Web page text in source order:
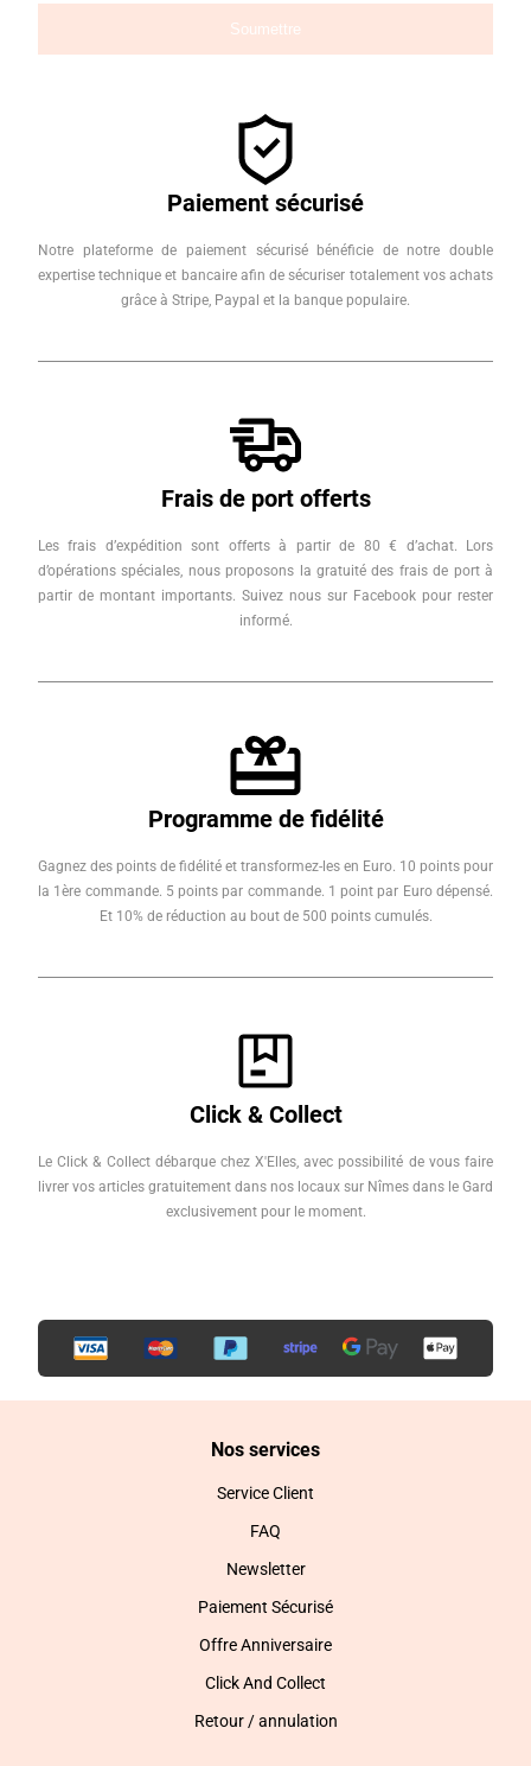
Paiement sécurisé
Notre plateforme de paiement sécurisé bénéficie de notre double
expertise technique et bancaire afin de sécuriser totalement vos achats
grâce à Stripe, Paypal et la banque populaire.
Frais de port offerts
Les frais d’expédition sont offerts à partir de 80 € d’achat. Lors
d’opérations spéciales, nous proposons la gratuité des frais de port à
partir de montant importants. Suivez nous sur Facebook pour rester
informé.
Programme de fidélité
Gagnez des points de fidélité et transformez-les en Euro. 10 points pour
la 1ère commande. 5 points par commande. 1 point par Euro dépensé.
Et 10% de réduction au bout de 500 points cumulés.
Click & Collect
Le Click & Collect débarque chez X'Elles, avec possibilité de vous faire
livrer vos articles gratuitement dans nos locaux sur Nîmes dans le Gard
exclusivement pour le moment.
Nos services
Service Client
FAQ
Newsletter
Paiement Sécurisé
Offre Anniversaire
Click And Collect
Retour / annulation